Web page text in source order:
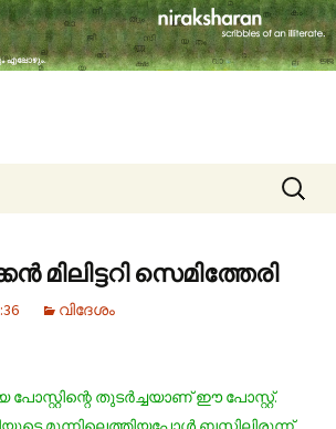
(നിരക്ഷരൻ)
reviews, social issues,
& lot more…
Search
for:
മിലിട്ടറി സെമിത്തേരി
വിദേശം
തുടര്‍ച്ചയാണ് ഈ പോസ്റ്റ്.